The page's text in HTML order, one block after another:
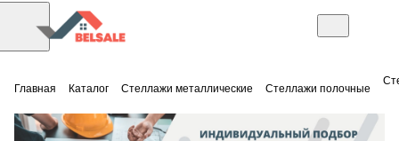
Главная Каталог Стеллажи металлические Стеллажи полочные